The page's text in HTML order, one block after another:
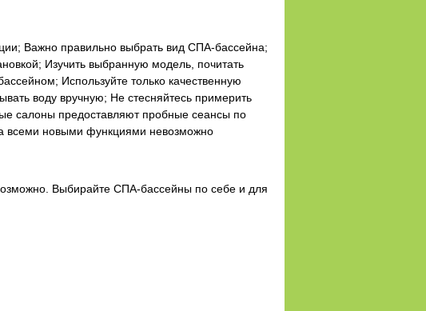
Важно правильно выбрать вид СПА-бассейна;
Изучить выбранную модель, почитать
Используйте только качественную
воду вручную; Не стесняйтесь примерить
салоны предоставляют пробные сеансы по
всеми новыми функциями невозможно
Выбирайте СПА-бассейны по себе и для